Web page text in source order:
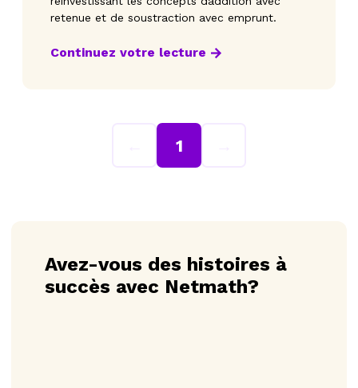
retenue et de soustraction avec emprunt.
Continuez votre lecture
1
Avez-vous des histoires à
succès avec Netmath?